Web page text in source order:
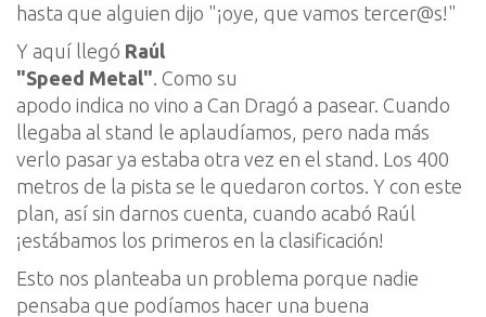
hasta que alguien dijo "¡oye, que vamos tercer@s!"
Y aquí llegó Raúl
"Speed Metal" . Como su
apodo indica no vino a Can Dragó a pasear. Cuando
llegaba al stand le aplaudíamos, pero nada más
verlo pasar ya estaba otra vez en el stand . Los 400
metros de la pista se le quedaron cortos. Y con este
plan, así sin darnos cuenta, cuando acabó Raú l
¡estábamos los primeros en la clasificación!
Esto nos planteaba un problema porque nadie
pensaba que podíamos hacer una buena